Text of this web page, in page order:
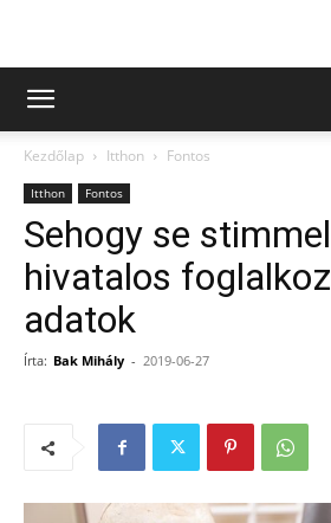
Kezdőlap Itthon Fontos
Itthon Fontos
Sehogy se
hivatalos
adatok
Írta: Bak Mihály - 2019-06-27